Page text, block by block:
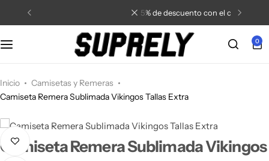
5% de descuento con el cupón5off
0
Inicio
Camisetas y Remeras
Camiseta Remera Sublimada Vikingos Tallas Extra
Camiseta Remera Sublimada Vikingos